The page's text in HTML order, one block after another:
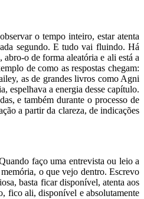
o tempo inteiro, estar atenta
segundo. E tudo vai fluindo. Há
o de forma aleatória e ali está a
de como as respostas chegam:
as de grandes livros como Agni
espelhava a energia desse capítulo.
e também durante o processo de
a partir da clareza, de indicações
faço uma entrevista ou leio a
o que vejo dentro. Escrevo
basta ficar disponível, atenta aos
fico ali, disponível e absolutamente